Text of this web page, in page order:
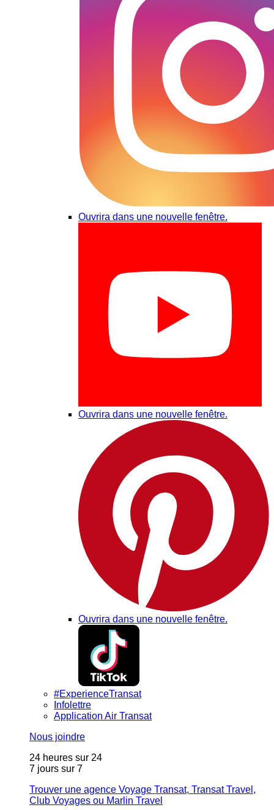
Ouvrira dans une nouvelle fenêtre.
Ouvrira dans une nouvelle fenêtre.
Ouvrira dans une nouvelle fenêtre.
#ExperienceTransat
Infolettre
Application Air Transat
Nous joindre
24 heures sur 24
7 jours sur 7
Trouver une agence Voyage Transat, Transat Travel,
Club Voyages ou Marlin Travel